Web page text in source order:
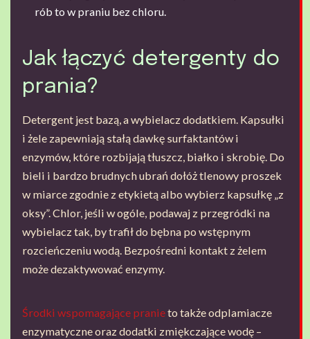
rób to w praniu bez chloru.
Jak łączyć detergenty do
prania?
Detergent jest bazą, a wybielacz dodatkiem. Kapsułki
i żele zapewniają stałą dawkę surfaktantów i
enzymów, które rozbijają tłuszcz, białko i skrobię. Do
bieli i bardzo brudnych ubrań dołóż tlenowy proszek
w miarce zgodnie z etykietą albo wybierz kapsułkę „z
oksy”. Chlor, jeśli w ogóle, podawaj z przegródki na
wybielacz tak, by trafił do bębna po wstępnym
rozcieńczeniu wodą. Bezpośredni kontakt z żelem
może dezaktywować enzymy.
Środki wspomagające pranieto także odplamiacze
enzymatyczne oraz dodatki zmiękczające wodę –